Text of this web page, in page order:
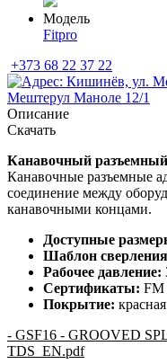
Модель
Fitpro
+373 68 22 37 22
Мештерул Маноле 12/1
Описание
Скачать
Канавочный
Канавочные разъемные
соединение между
канавочными концами.
Доступные
Шаблон
Рабочее давление:
Сертификаты: FM
Покрытие:
- GSF16 - GROOVED
TDS_EN.pdf